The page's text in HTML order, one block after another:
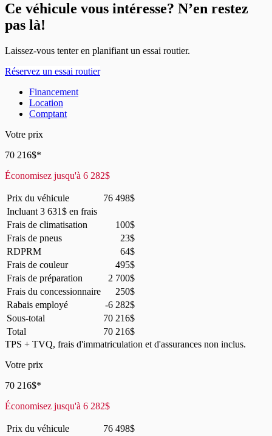
Ce véhicule vous intéresse? N’en restez
pas là!
Laissez-vous tenter en planifiant un essai routier.
Réservez un essai routier
Financement
Location
Comptant
Votre prix
70 216$*
Économisez jusqu'à 6 282$
Prix du véhicule 76 498$
Incluant 3 631$ en frais
Frais de climatisation
100$
Frais de pneus
23$
RDPRM
64$
Frais de couleur
495$
Frais de préparation
2 700$
Frais du concessionnaire
250$
Rabais employé
-6 282$
Sous-total
70 216$
Total
70 216$
TPS + TVQ, frais d'immatriculation et d'assurances non inclus.
Votre prix
70 216$*
Économisez jusqu'à 6 282$
Prix du véhicule 76 498$